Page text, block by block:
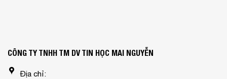
CÔNG TY TNHH TM DV TIN HỌC MAI NGUYỄN
Địa chỉ: